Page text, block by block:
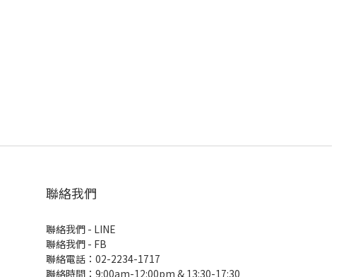
聯絡我們
聯絡我們 - LINE
聯絡我們 - FB
聯絡電話：02-2234-1717
聯絡時間：9:00am-12:00pm & 13:30-17:30